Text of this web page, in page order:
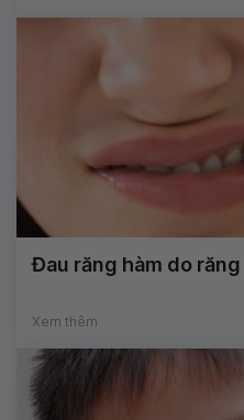
Đau răng hàm do
Xem thêm